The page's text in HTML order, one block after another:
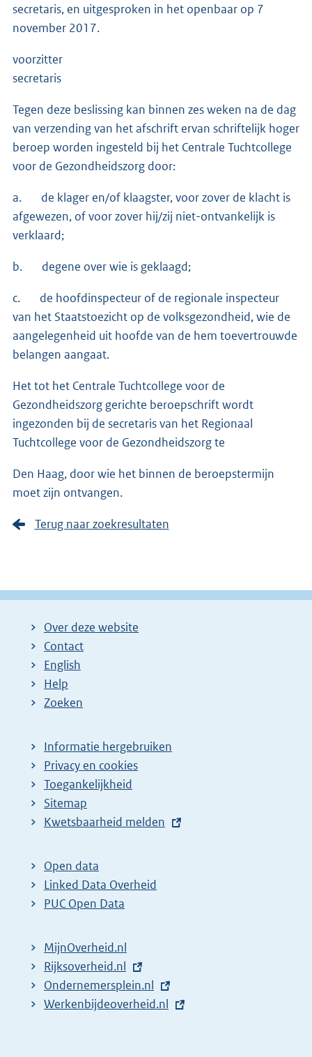
secretaris, en uitgesproken in het openbaar op 7
november 2017.
voorzitter
secretaris
Tegen deze beslissing kan binnen zes weken na de dag
van verzending van het afschrift ervan schriftelijk hoger
beroep worden ingesteld bij het Centrale Tuchtcollege
voor de Gezond­heidszorg door:
a. de klager en/of klaagster, voor zover de klacht is
afgewezen, of voor zover hij/zij niet-ontvankelijk is
verklaard;
b. degene over wie is geklaagd;
c. de hoofdinspecteur of de regionale inspecteur
van het Staatstoezicht op de volksgezondheid, wie de
aangelegenheid uit hoofde van de hem toevertrouwde
belangen aangaat.
Het tot het Centrale Tuchtcollege voor de
Gezondheidszorg gerichte beroep­schrift wordt
ingezon­den bij de secretaris van het Regionaal
Tuchtcolle­ge voor de Gezondheidszorg te
Den Haag, door wie het binnen de beroepstermijn
moet zijn ontvangen.
Terug naar zoekresultaten
Over deze website
Contact
English
Help
Zoeken
Informatie hergebruiken
Privacy en cookies
Toegankelijkheid
Sitemap
E
t
e
r
l
i
n
k
Kwetsbaarheid melden
Open data
Linked Data Overheid
PUC Open Data
MijnOverheid.nl
E
x
t
Rijksoverheid.nl
E
x
Ondernemersplein.nl
E
Werkenbijdeoverheid.nl